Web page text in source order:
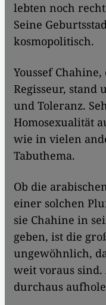
lebten noch
Seine
kosmopolitisch.
Youssef
Regisseur,
und Toleranz.
Homosexualität
wie in vielen
Tabuthema.
Ob die
einer solchen
sie Chahine in
geben, ist die
ungewöhnlich,
weit voraus
durchaus